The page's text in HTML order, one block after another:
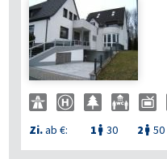
Zi.ab €: 1  30 2  50